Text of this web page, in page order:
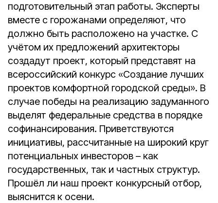
подготовительный этап работы. Эксперты
вместе с горожанами определяют, что
должно быть расположено на участке. С
учётом их предложений архитекторы
создадут проект, который представят на
всероссийский конкурс «Создание лучших
проектов комфортной городской среды». В
случае победы на реализацию задуманного
выделят федеральные средства в порядке
софинансирования. Приветствуются
инициативы, рассчитанные на широкий круг
потенциальных инвесторов – как
государственных, так и частных структур.
Прошёл ли наш проект конкурсный отбор,
выяснится к осени.